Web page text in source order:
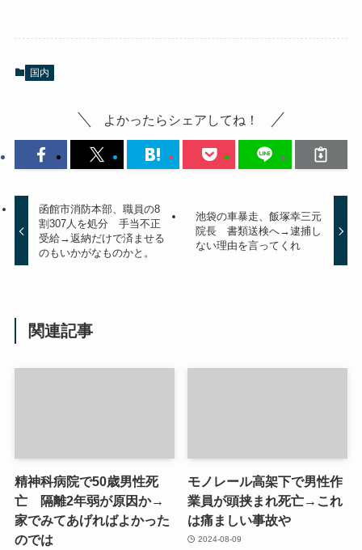
国内
よかったらシェアしてね！
函館市消防本部、職員の8
割307人を処分 手当不正
受給→返納だけで済ませる
のもいかがなものかと。
池袋の車暴走、飯塚幸三元
院長 書類送検へ→逮捕し
ない理由を言ってくれ
関連記事
精神科病院で50歳男性死
亡 隔離2年弱が原因か→
家でみてあげればよかった
のでは
モノレール高架下で男性作
業員が頭挟まれ死亡→これ
は痛ましい事故や
2024-08-09